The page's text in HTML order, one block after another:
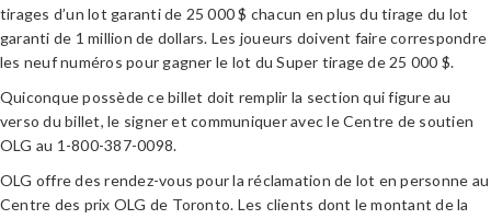
tirages d’un lot garanti de 25 000 $ chacun en plus du tirage du lot
garanti de 1 million de dollars. Les joueurs doivent faire correspondre
les neuf numéros pour gagner le lot du Super tirage de 25 000 $.
Quiconque possède ce billet doit remplir la section qui figure au
verso du billet, le signer et communiquer avec le Centre de soutien
OLG au 1-800-387-0098.
OLG offre des rendez-vous pour la réclamation de lot en personne au
Centre des prix OLG de Toronto. Les clients dont le montant de la